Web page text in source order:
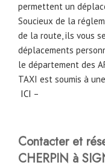
permettent un
Soucieux de la
de la route, ils vous
déplacements
le département des
TAXI est soumis à
ICI –
Contacter et
CHERPIN à